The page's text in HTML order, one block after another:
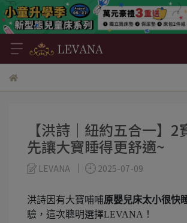
【洪詩│紐約五合一】2
先讓大寶睡得更舒適~
LEVANA 2025-07-09
洪詩因有大寶哺哺原嬰兒床太小很快
驗，這次聰明選擇LEVANA！